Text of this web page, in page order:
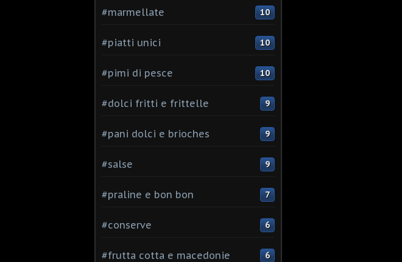
#marmellate 10
#piatti unici 10
#pimi di pesce 10
#dolci fritti e frittelle 9
#pani dolci e brioches 9
#salse 9
#praline e bon bon 7
#conserve 6
#frutta cotta e macedonie 6